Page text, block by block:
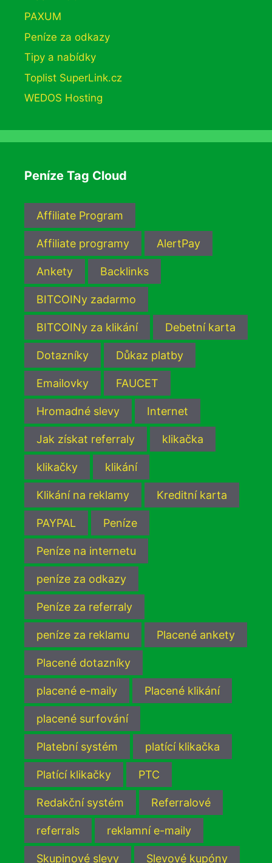
PAXUM
Peníze za odkazy
Tipy a nabídky
Toplist SuperLink.cz
WEDOS Hosting
Peníze Tag Cloud
Affiliate Program
Affiliate programy AlertPay
Ankety Backlinks
BITCOINy zadarmo
BITCOINy za klikání Debetní karta
Dotazníky Důkaz platby
Emailovky FAUCET
Hromadné slevy Internet
Jak získat referraly klikačka
klikačky klikání
Klikání na reklamy Kreditní karta
PAYPAL Peníze
Peníze na internetu
peníze za odkazy
Peníze za referraly
peníze za reklamu Placené ankety
Placené dotazníky
placené e-maily Placené klikání
placené surfování
Platební systém platící klikačka
Platící klikačky PTC
Redakční systém Referralové
referrals reklamní e-maily
Skupinové slevy Slevové kupóny